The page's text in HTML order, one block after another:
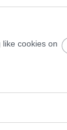
cookies on
του
και αυτό το